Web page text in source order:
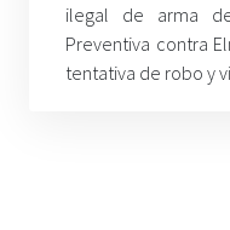
ilegal de arma
Preventiva contra
tentativa de robo y